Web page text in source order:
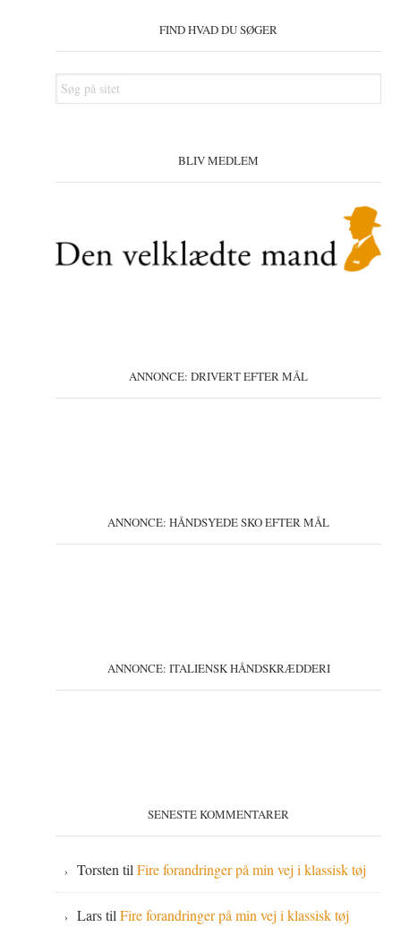
FIND HVAD DU SØGER
Søg
på
BLIV MEDLEM
ANNONCE: DRIVERT EFTER MÅL
ANNONCE: HÅNDSYEDE SKO EFTER MÅL
ANNONCE: ITALIENSK HÅNDSKRÆDDERI
SENESTE KOMMENTARER
Torsten tilFire forandringer på min vej i klassisk tøj
LarstilFire forandringer på min vej i klassisk tøj